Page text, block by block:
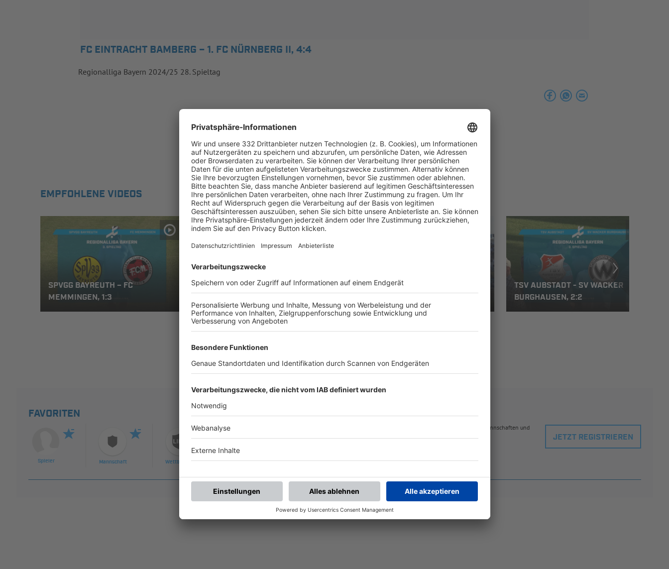
FC EINTRACHT BAMBERG – 1. FC NÜRNBERG II, 4:4
Regionalliga Bayern 2024/25 28. Spieltag
EMPFOHLENE VIDEOS
SPVGG BAYREUTH – FC
MEMMINGEN, 1:3
TSV LANDSBERG - FV
TSV 1860 MÜNCHEN – FC
TSV AUBSTADT - SV WACKER
BURGHAUSEN, 2:2
FAVORITEN
Spieler Mannschaft Wettbewerb
Nach der Registrierung kannst du dir Favoriten setzen. So bist du ganz nah an deinen Lieblingsspielern, Mannschaften und
JETZT REGISTRIEREN